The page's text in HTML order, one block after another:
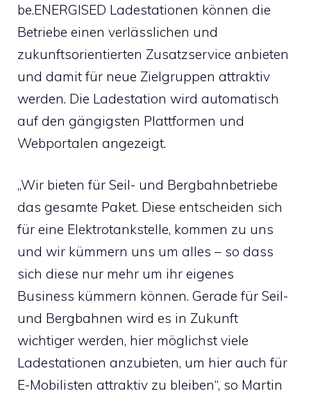
be.ENERGISED Ladestationen können die
Betriebe einen verlässlichen und
zukunftsorientierten Zusatzservice anbieten
und damit für neue Zielgruppen attraktiv
werden. Die Ladestation wird automatisch
auf den gängigsten Plattformen und
Webportalen angezeigt.
„Wir bieten für Seil- und Bergbahnbetriebe
das gesamte Paket. Diese entscheiden sich
für eine Elektrotankstelle, kommen zu uns
und wir kümmern uns um alles – so dass
sich diese nur mehr um ihr eigenes
Business kümmern können. Gerade für Seil-
und Bergbahnen wird es in Zukunft
wichtiger werden, hier möglichst viele
Ladestationen anzubieten, um hier auch für
E-Mobilisten attraktiv zu bleiben“, so Martin